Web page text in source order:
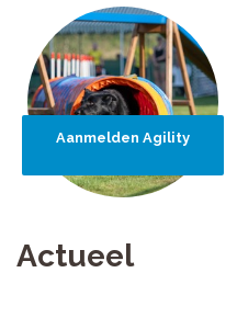
Aanmelden Agility
Actueel